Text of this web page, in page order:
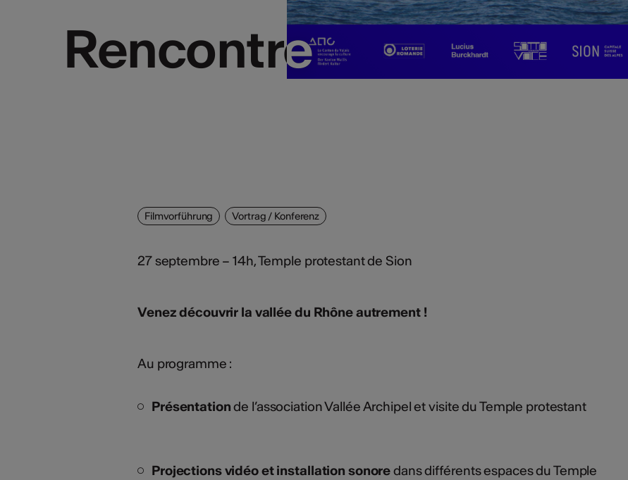
Rencontre
Rencontre
Filmvorführung Vortrag / Konferenz
27 septembre – 14h, Temple protestant de Sion
Venez découvrir la vallée du Rhône autrement !
Au programme :
Présentationde l’association Vallée Archipel et visite du Temple protestant
Projectionsvidéo et installation sonoredans différents espaces du Temple